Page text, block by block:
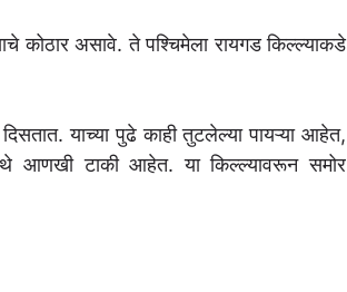
कोठार असावे. ते पश्चिमेला रायगड किल्ल्याकडे
याच्या पुढे काही तुटलेल्या पायऱ्या आहेत,
आणखी टाकी आहेत. या किल्ल्यावरून समोर